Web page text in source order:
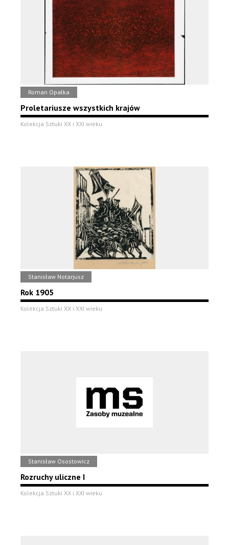
Roman Opałka
Proletariusze wszystkich krajów
Kolekcja Sztuki XX i XXI wieku
Stanisław Notarjusz
Rok 1905
Kolekcja Sztuki XX i XXI wieku
Stanisław Osostowicz
Rozruchy uliczne I
Kolekcja Sztuki XX i XXI wieku